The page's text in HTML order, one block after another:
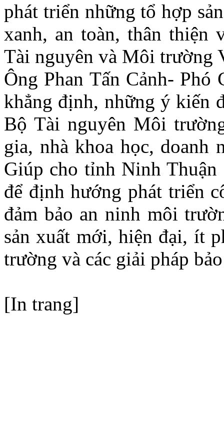
phát triển những tổ hợp
xanh, an toàn, thân
Tài nguyên và Môi trường
Ông Phan Tấn Cảnh-
khẳng định, những ý kiến
Bộ Tài nguyên Môi
gia, nhà khoa học,
Giúp cho tỉnh Ninh Thuận
để định hướng phát triển
đảm bảo an ninh môi
sản xuất mới, hiện đại, ít
trường và các giải pháp
[In trang]